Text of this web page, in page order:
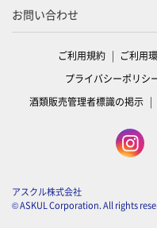
お問い合わせ
ご利用規約 ご利用
プライバシーポリシ
酒類販売管理者標識の掲示
アスクル株式会社
© ASKUL Corporation. All rights